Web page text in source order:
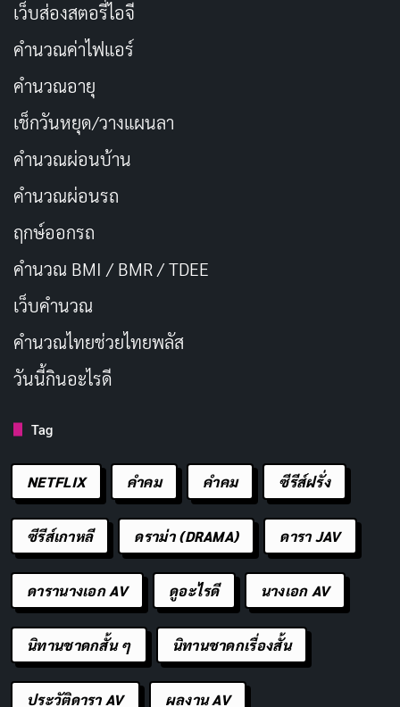
เว็บส่องสตอรี่ไอจี
คำนวณค่าไฟแอร์
คำนวณอายุ
เช็กวันหยุด/วางแผนลา
คำนวณผ่อนบ้าน
คำนวณผ่อนรถ
ฤกษ์ออกรถ
คำนวณ BMI / BMR / TDEE
เว็บคํานวณ
คํานวณไทยช่วยไทยพลัส
วันนี้กินอะไรดี
Tag
NETFLIX คำคม คําคม ซีรีส์ฝรั่ง
ซีรีส์เกาหลี ดราม่า (DRAMA) ดารา JAV
ดารานางเอก AV ดูอะไรดี นางเอก AV
นิทานชาดกสั้น ๆ นิทานชาดกเรื่องสั้น
ประวัติดารา AV ผลงาน AV